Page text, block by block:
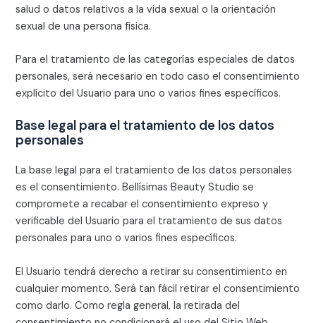
salud o datos relativos a la vida sexual o la orientación
sexual de una persona física.
Para el tratamiento de las categorías especiales de datos
personales, será necesario en todo caso el consentimiento
explícito del Usuario para uno o varios fines específicos.
Base legal para el tratamiento de los datos
personales
La base legal para el tratamiento de los datos personales
es el consentimiento.Bellísimas Beauty Studio se
compromete a recabar el consentimiento expreso y
verificable del Usuario para el tratamiento de sus datos
personales para uno o varios fines específicos.
El Usuario tendrá derecho a retirar su consentimiento en
cualquier momento. Será tan fácil retirar el consentimiento
como darlo. Como regla general, la retirada del